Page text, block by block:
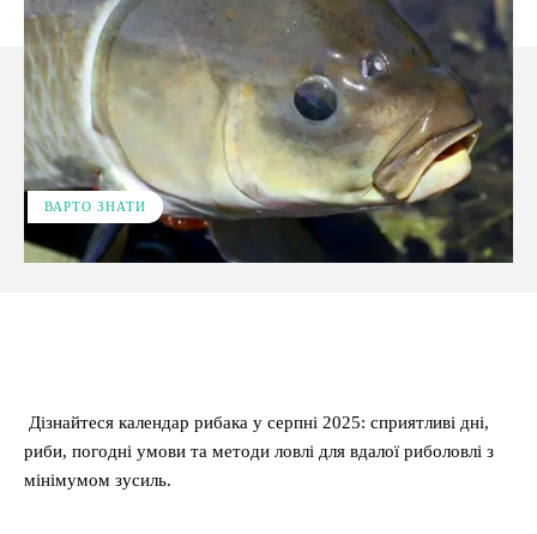
ВАРТО ЗНАТИ
Дізнайтеся календар рибака у серпні 2025: сприятливі дні,
риби, погодні умови та методи ловлі для вдалої риболовлі з
мінімумом зусиль.